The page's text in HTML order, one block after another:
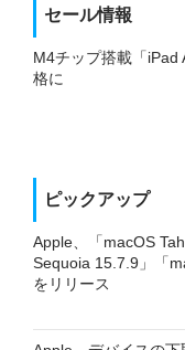
セール情報
M4チップ搭載「iPad
格に
ピックアップ
Apple、「macOS
Sequoia 15.7.9」「
をリリース